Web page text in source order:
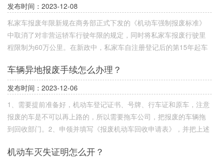
发布时间：2023-12-08
私家车报废年限新规在商务部正式下发的《机动车强制报废标准》
中取消了对非营运轿车行驶年限的规定，同时将私家车报废行驶里
程限制为60万公里。在新政中，私家车自注册登记后的第15年起车
次。年检中对高龄车辆进行了严格规定，在私家车在进行功率检验
时，底盘输出功率不得低于发动机额定功率的60%或最大净功率的
65%。同时，新标准提出，在一个机检周期内的车辆，安全不合
格、环保不达标将强制报废。功率检验项目也将取代现有的油耗项
目，用以淘汰性能指标较差的车辆。
车辆异地报废手续怎么办理？
发布时间：2023-12-06
1、需要提前准备好，机动车登记证书、号牌、行车证和原车，注意
报废的车是不可以再上路的，所以需要拖车公司，把报废的车辆拖
到回收部门。2、申领并填写《报废机动车回收申请表》，并把上述
和解体，还会对发动机、检验车架号进行检查，看一下是否和车辆
机动车灭失证明怎么开？